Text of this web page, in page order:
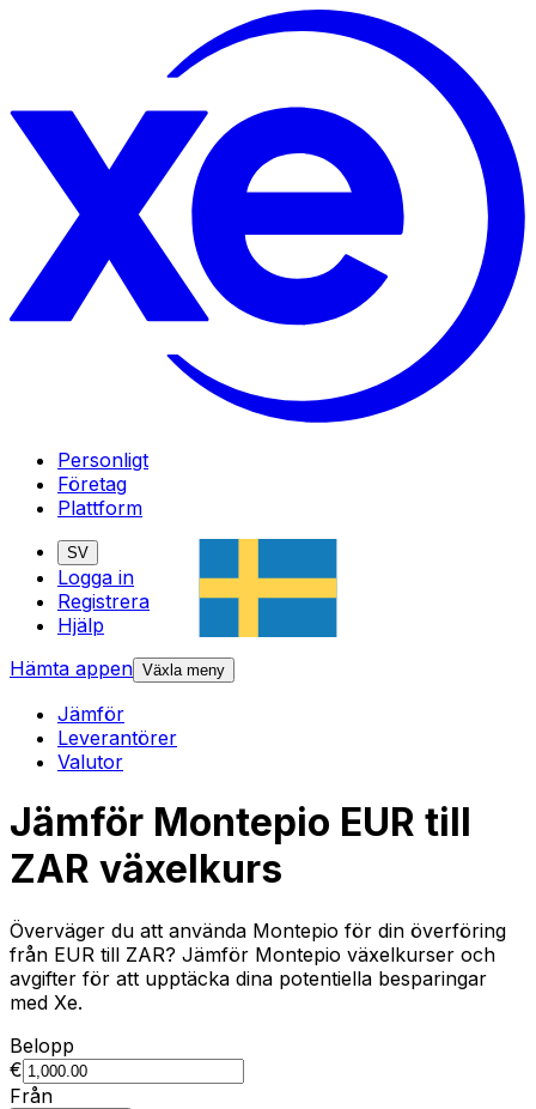
Personligt
Företag
Plattform
SV
Logga in
Registrera
Hjälp
Hämta appen Växla meny
Jämför
Leverantörer
Valutor
Jämför Montepio EUR till
ZAR växelkurs
Överväger du att använda Montepio för din överföring
från EUR till ZAR? Jämför Montepio växelkurser och
avgifter för att upptäcka dina potentiella besparingar
med Xe.
Belopp
€
Från